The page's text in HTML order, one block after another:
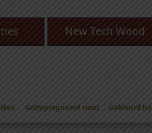
New Tech Wood
Geïmpregneerd Hout Gekleurd
sloten/Cilinder gelijk sluitend